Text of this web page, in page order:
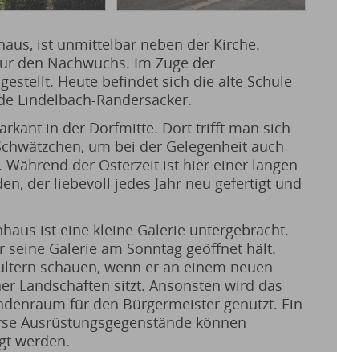
ist unmittelbar neben der Kirche.
den Nachwuchs. Im Zuge der
Heute befindet sich die alte Schule
Lindelbach-Randersacker.
in der Dorfmitte. Dort trifft man sich
um bei der Gelegenheit auch
der Osterzeit ist hier einer langen
der liebevoll jedes Jahr neu gefertigt und
ist eine kleine Galerie untergebracht.
Galerie am Sonntag geöffnet hält.
schauen, wenn er an einem neuen
Landschaften sitzt. Ansonsten wird das
für den Bürgermeister genutzt. Ein
Ausrüstungsgegenstände können
werden.